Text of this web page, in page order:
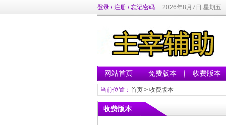
登录/注册/忘记密码 2026年8月7日 星期五
网站首页 免费版本 收费版本
当前位置： 首页> 收费版本
收费版本